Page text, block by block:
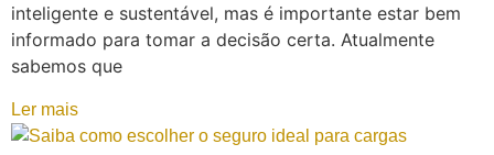
inteligente e sustentável, mas é importante estar bem
informado para tomar a decisão certa. Atualmente
sabemos que
Ler mais